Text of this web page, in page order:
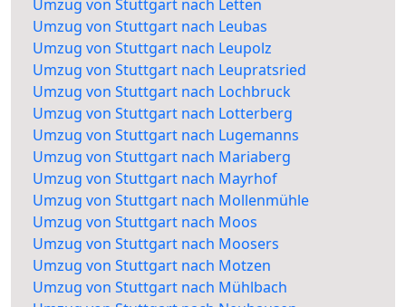
Umzug von Stuttgart nach Letten
Umzug von Stuttgart nach Leubas
Umzug von Stuttgart nach Leupolz
Umzug von Stuttgart nach Leupratsried
Umzug von Stuttgart nach Lochbruck
Umzug von Stuttgart nach Lotterberg
Umzug von Stuttgart nach Lugemanns
Umzug von Stuttgart nach Mariaberg
Umzug von Stuttgart nach Mayrhof
Umzug von Stuttgart nach Mollenmühle
Umzug von Stuttgart nach Moos
Umzug von Stuttgart nach Moosers
Umzug von Stuttgart nach Motzen
Umzug von Stuttgart nach Mühlbach